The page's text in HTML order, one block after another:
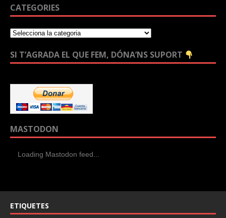
CATEGORIES
SI T’AGRADA EL QUE FEM, DÓNA’NS SUPORT
MASTODON
Loading Mastodon feed...
ETIQUETES